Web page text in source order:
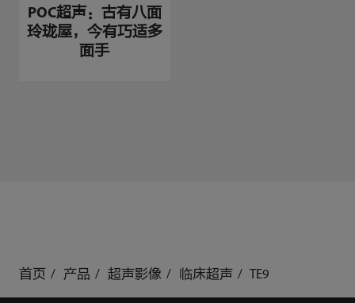
POC超声：古有八面
玲珑屋，今有巧适多
面手
首页 产品 超声影像 临床超声 TE9